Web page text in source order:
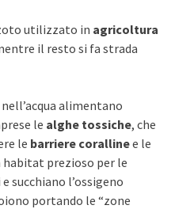
utilizzato in agricoltura
il resto si fa strada
alimentano
le alghe tossiche, che
le barriere corallinee le
habitat prezioso per le
succhiano l’ossigeno
portando le “zone